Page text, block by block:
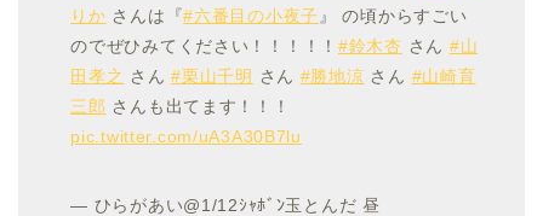
りか さんは『#六番目の小夜子 』 の頃からすごい
のでぜひみてください！！！！！ #鈴木杏 さん #山
田孝之 さん#栗山千明 さん #勝地涼 さん #山崎育
三郎 さんも出てます！！！
pic.twitter.com/uA3A30B7lu
— ひらがあい@1/12ｼｬﾎﾞﾝ玉とんだ 昼